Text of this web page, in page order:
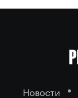
Новости